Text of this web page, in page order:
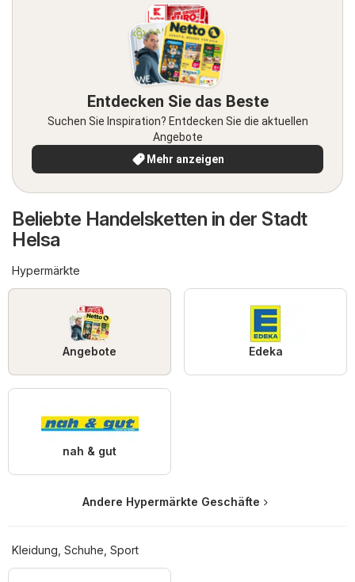
Entdecken Sie das Beste
Suchen Sie Inspiration? Entdecken Sie die aktuellen
Angebote
Mehr anzeigen
Beliebte Handelsketten in der Stadt
Helsa
Hypermärkte
Angebote Edeka
nah & gut
Andere Hypermärkte Geschäfte
Kleidung, Schuhe, Sport